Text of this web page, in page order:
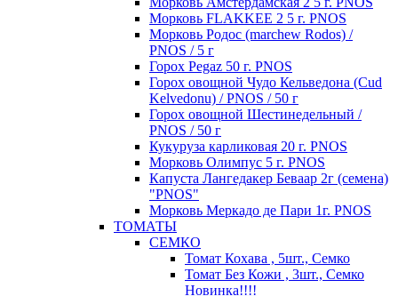
Морковь FLAKKEE 2 5 г. PNOS
Морковь Родос (marchew Rodos) /
PNOS / 5 г
Горох Pegaz 50 г. PNOS
Горох овощной Чудо Кельведона (Cud
Kelvedonu) / PNOS / 50 г
Горох овощной Шестинедельный /
PNOS / 50 г
Кукуруза карликовая 20 г. PNOS
Морковь Олимпус 5 г. PNOS
Капуста Лангедакер Беваар 2г (семена)
"PNOS"
Морковь Меркадо де Пари 1г. PNOS
ТОМАТЫ
СЕМКО
Томат Кохава , 5шт., Семко
Томат Без Кожи , 3шт., Семко
Новинка!!!!